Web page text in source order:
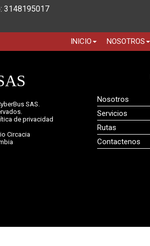
3148195017
INICIO NOSOTROS
SAS.
de privacidad
Circacia
Nosotros
Servicios
Rutas
Contactenos